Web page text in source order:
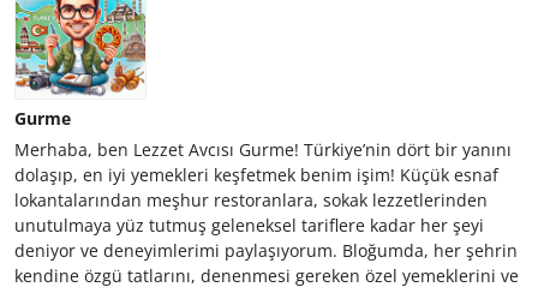
Gurme
Merhaba, ben Lezzet Avcısı Gurme! Türkiye’nin dört bir yanını
dolaşıp, en iyi yemekleri keşfetmek benim işim! Küçük esnaf
lokantalarından meşhur restoranlara, sokak lezzetlerinden
unutulmaya yüz tutmuş geleneksel tariflere kadar her şeyi
deniyor ve deneyimlerimi paylaşıyorum. Bloğumda, her şehrin
kendine özgü tatlarını, denenmesi gereken özel yemeklerini ve